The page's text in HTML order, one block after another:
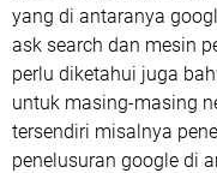
yang di antaranya
ask search dan mesin
perlu diketahui juga
untuk masing-masing
tersendiri misalnya
penelusuran google di